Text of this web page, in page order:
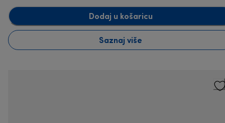
Dodaj u košaricu
Saznaj više